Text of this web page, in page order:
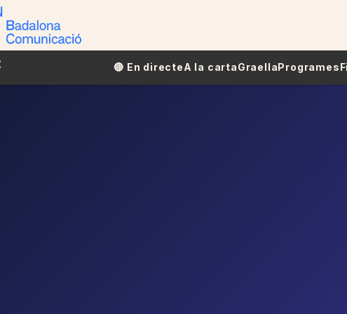
🔴​​ En directeA la cartaGraellaProgrames